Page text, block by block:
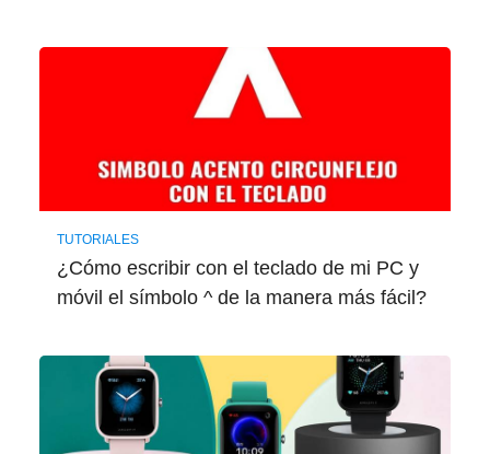
TUTORIALES
¿Cómo escribir con el teclado de mi PC y
móvil el símbolo ^ de la manera más fácil?